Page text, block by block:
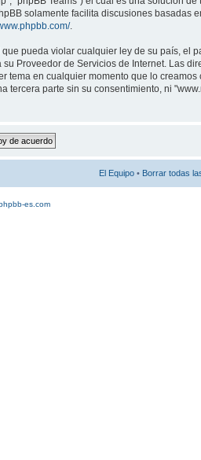
solamente facilita discusiones basadas
.
pueda violar cualquier ley de su país, el
Proveedor de Servicios de Internet. Las
tema en cualquier momento que lo
parte sin su consentimiento, ni
El Equipo • Borrar todas
es.com